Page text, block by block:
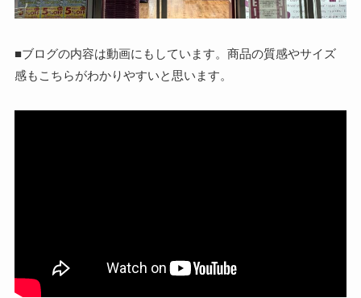
■ブログの内容は動画にもしています。商品の質感やサイズ
感もこちらがわかりやすいと思います。